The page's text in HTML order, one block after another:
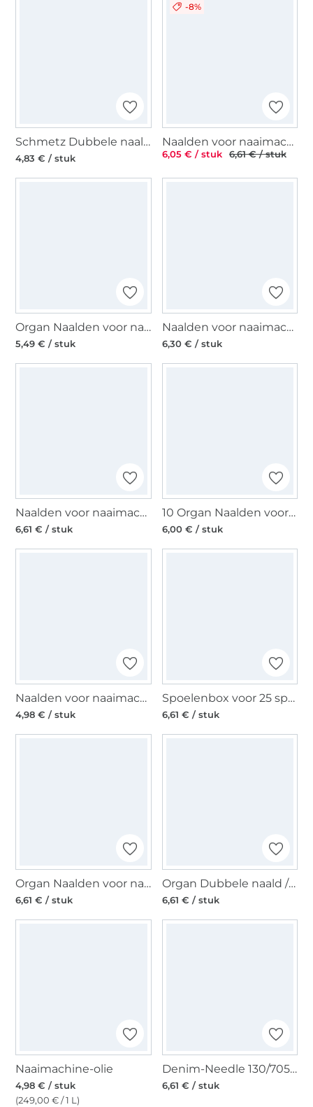
Schmetz Dubbele naald / Tweelingnaald 130/705, Jeans 100/4,0 mm
4,83 € / stuk
-8%
Naalden voor naaimachines 130/705, Stretch 90
6,05 € / stuk 6,61 € / stuk
Organ Naalden voor naaimachines 130/705 H, Jersey 70
5,49 € / stuk
Naalden voor naaimachines Stretch 130/705, Stretc
6,30 € / stuk
Naalden voor naaimachines 130/705, Leder 80-100
6,61 € / stuk
10 Organ Naalden voor naaimachines 130/705 H, Universal 70-90
6,00 € / stuk
Naalden voor naaimachines 130/705, Universal 80
4,98 € / stuk
Spoelenbox voor 25 spoelen
6,61 € / stuk
Organ Naalden voor naaimachines Super Stretch 75
6,61 € / stuk
Organ Dubbele naald / Tweelingnaald 130/705 H, Stretch 75/4,0 mm
6,61 € / stuk
Naaimachine-olie
4,98 € / stuk
(249,00 € / 1 L)
Denim-Needle 130/705, Denim 90
6,61 € / stuk